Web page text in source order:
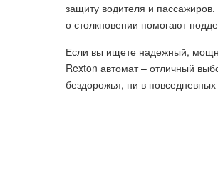
защиту водителя и
о столкновении помогают
Если вы ищете надежный,
Rexton автомат – отличный
бездорожья, ни в повседневных